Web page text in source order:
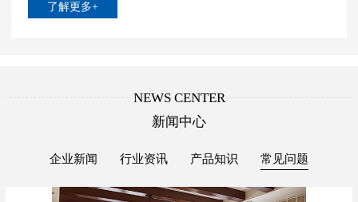
了解更多+
NEWS CENTER
新闻中心
企业新闻 行业资讯 产品知识 常见问题